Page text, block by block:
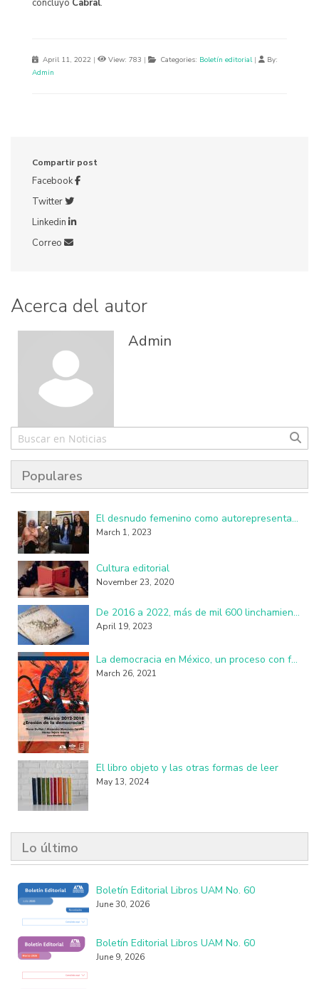
concluyó Cabral.
April 11, 2022 | View: 783 | Categories: Boletín editorial |
By:
Admin
Compartir post
Facebook
Twitter
Linkedin
Correo
Acerca del autor
Admin
Populares
El desnudo femenino como autorepresentación resulta perturbador y subversivo
March 1, 2023
Cultura editorial
November 23, 2020
De 2016 a 2022, más de mil 600 linchamientos en México: investigadores de la UAM
April 19, 2023
La democracia en México, un proceso con fallas, imperfecciones y seudo practicantes
March 26, 2021
El libro objeto y las otras formas de leer
May 13, 2024
Lo último
Boletín Editorial Libros UAM No. 60
June 30, 2026
Boletín Editorial Libros UAM No. 60
June 9, 2026